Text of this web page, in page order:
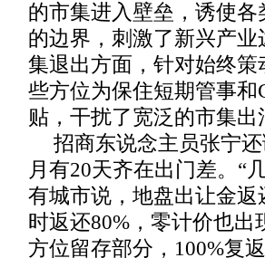
的市集进入壁垒，诱使
的边界，刺激了新兴产
集退出方面，针对始终
些方位为保住短期管事
贴，干扰了宽泛的市集出
招商东说念主员张宁
月有20天齐在出门差。“
有城市说，地盘出让金返
时返还80%，零计价也
方位留存部分，100%复